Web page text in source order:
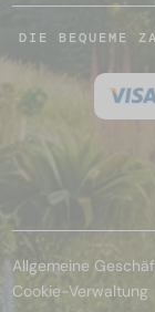
DIE BEQUEME
Allgemeine
Cookie-Verwaltung